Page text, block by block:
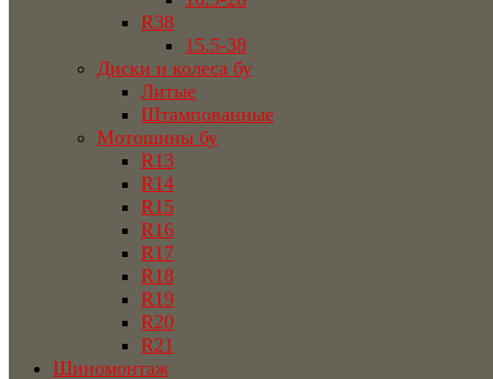
R38
15.5-38
Диски и колеса бу
Литые
Штампованные
Мотошины бу
R13
R14
R15
R16
R17
R18
R19
R20
R21
Шиномонтаж